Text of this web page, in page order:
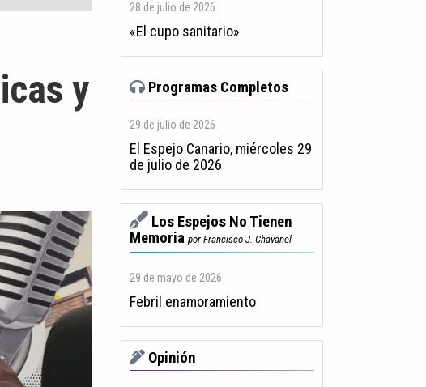
y
28 de julio de 2026
«El cupo sanitario»
Programas Completos
29 de julio de 2026
El Espejo Canario, miércoles 29
de julio de 2026
Los Espejos No Tienen
Memoria por Francisco J. Chavanel
29 de mayo de 2026
Febril enamoramiento
Opinión